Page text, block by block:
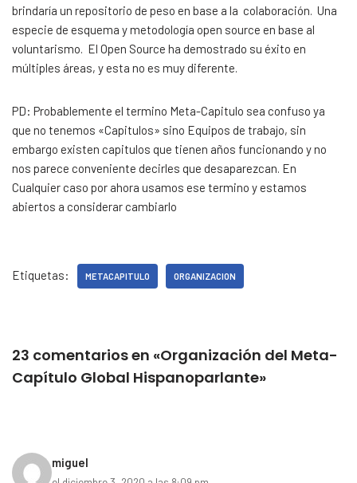
brindaría un repositorio de peso en base a la colaboración. Una
especie de esquema y metodología open source en base al
voluntarismo. El Open Source ha demostrado su éxito en
múltiples áreas, y esta no es muy diferente.
PD: Probablemente el termino Meta-Capitulo sea confuso ya
que no tenemos «Capitulos» sino Equipos de trabajo, sin
embargo existen capitulos que tienen años funcionando y no
nos parece conveniente decirles que desaparezcan. En
Cualquier caso por ahora usamos ese termino y estamos
abiertos a considerar cambiarlo
Etiquetas: METACAPITULO ORGANIZACION
23 comentarios en «Organización del Meta-
Capítulo Global Hispanoparlante»
miguel